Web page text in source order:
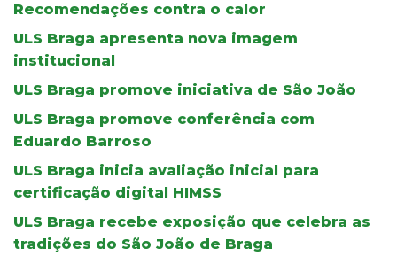
Recomendações contra o calor
ULS Braga apresenta nova imagem
institucional
ULS Braga promove iniciativa de São João
ULS Braga promove conferência com
Eduardo Barroso
ULS Braga inicia avaliação inicial para
certificação digital HIMSS
ULS Braga recebe exposição que celebra as
tradições do São João de Braga